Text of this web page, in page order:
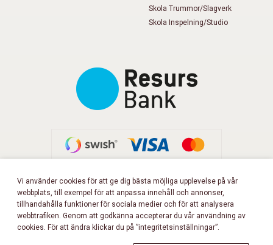
Skola Trummor/Slagverk
Skola Inspelning/Studio
FÖLJ OSS PÅ FACEBOOK!
Vi använder cookies för att ge dig bästa möjliga upplevelse på vår
webbplats, till exempel för att anpassa innehåll och annonser,
tillhandahålla funktioner för sociala medier och för att analysera
webbtrafiken. Genom att godkänna accepterar du vår användning av
cookies. För att ändra klickar du på ”integritetsinställningar”.